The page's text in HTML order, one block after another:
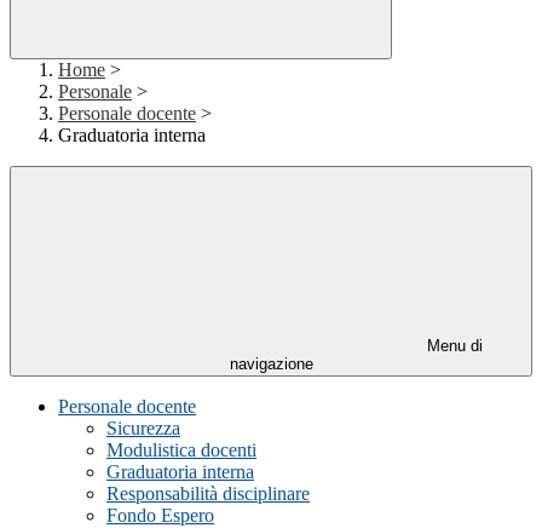
Home >
Personale >
Personale docente >
Graduatoria interna
Menu di
navigazione
Personale docente
Sicurezza
Modulistica docenti
Graduatoria interna
Responsabilità disciplinare
Fondo Espero